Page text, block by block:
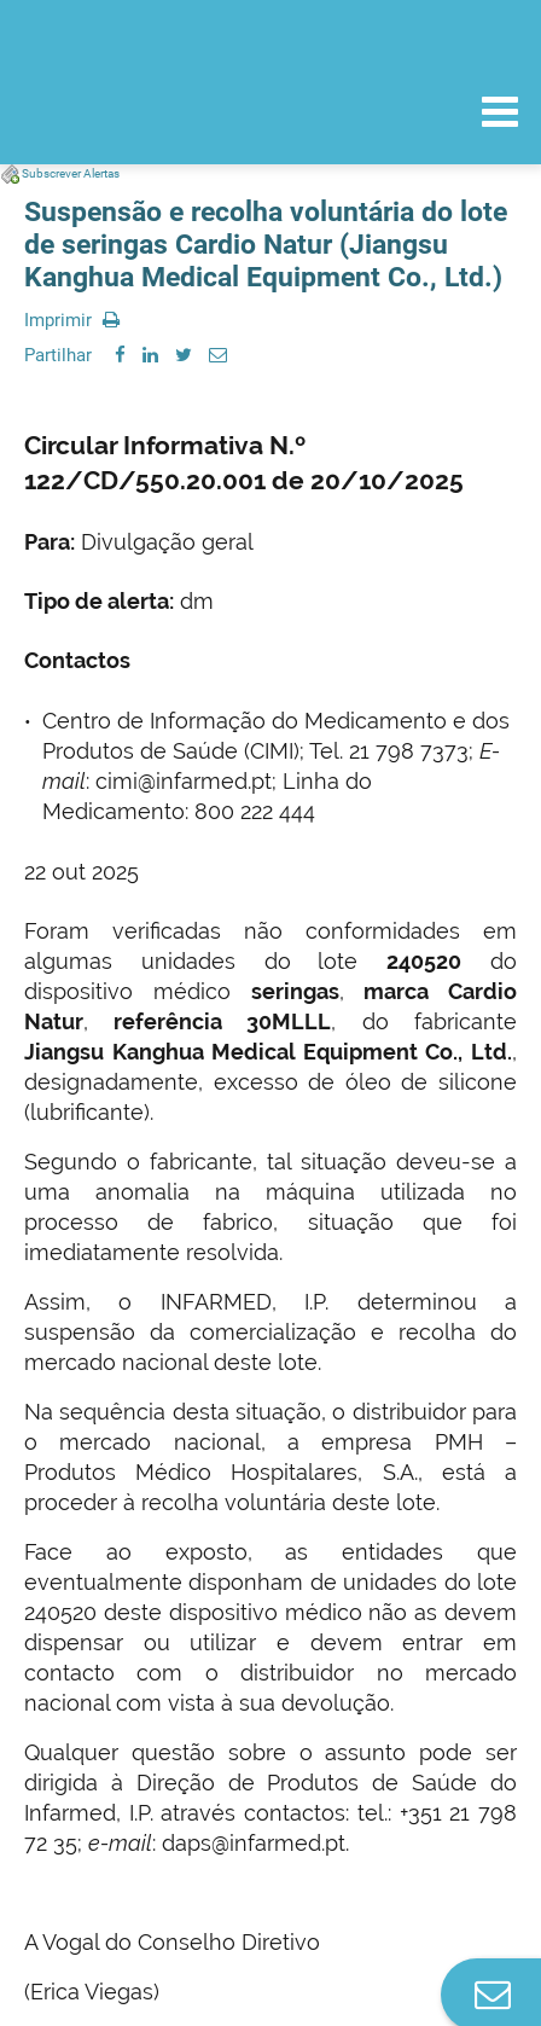
Subscrever Alertas
Suspensão e recolha voluntária do lote
de seringas Cardio Natur (Jiangsu
Kanghua Medical Equipment Co., Ltd.)
Imprimir
Partilhar
Circular Informativa N.º
122/CD/550.20.001 de 20/10/2025
Para: Divulgação geral
Tipo de alerta: dm
Contactos
Centro de Informação do Medicamento e dos
Produtos de Saúde (CIMI); Tel. 21 798 7373; E-
mail: cimi@infarmed.pt; Linha do
Medicamento: 800 222 444
22 out 2025
Foram verificadas não conformidades em
algumas unidades do
lote240520 do
dispositivo médico seringas, marca Cardio
Natur, referência 30MLLL, do fabricante
Jiangsu Kanghua Medical Equipment Co., Ltd.,
designadamente, excesso de óleo de silicone
(lubrificante).
Segundo o fabricante, tal situação deveu-se a
uma anomalia na máquina utilizada no
processo de fabrico, situação que foi
imediatamente resolvida.
Assim, o INFARMED, I.P. determinou a
suspensão da comercialização e recolha do
mercado nacional deste lote.
Na sequência desta situação, o distribuidor para
o mercado nacional, a empresa PMH –
Produtos Médico Hospitalares, S.A., está a
proceder à recolha voluntária deste lote.
Face ao exposto, as entidades que
eventualmente disponham de unidades do lote
240520 deste dispositivo médico não as devem
dispensar ou utilizar e devem entrar em
contacto com o distribuidor no mercado
nacional com vista à sua devolução.
Qualquer questão sobre o assunto pode ser
dirigida à Direção de Produtos de Saúde do
Infarmed, I.P. através contactos: tel.: +351 21 798
72 35; e-mail: daps@infarmed.pt.
A Vogal do Conselho Diretivo
(Erica Viegas)